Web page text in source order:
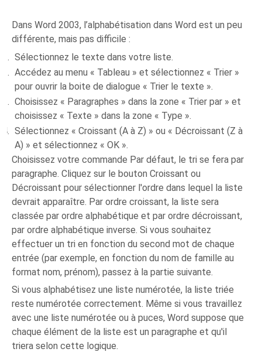
Dans Word 2003, l’alphabétisation dans Word est un peu
différente, mais pas difficile :
Sélectionnez le texte dans votre liste.
Accédez au menu « Tableau » et sélectionnez « Trier »
pour ouvrir la boite de dialogue « Trier le texte ».
Choisissez « Paragraphes » dans la zone « Trier par » et
choisissez « Texte » dans la zone « Type ».
Sélectionnez « Croissant (A à Z) » ou « Décroissant (Z à
A) » et sélectionnez « OK ».
Choisissez votre commande Par défaut, le tri se fera par
paragraphe. Cliquez sur le bouton Croissant ou
Décroissant pour sélectionner l'ordre dans lequel la liste
devrait apparaître. Par ordre croissant, la liste sera
classée par ordre alphabétique et par ordre décroissant,
par ordre alphabétique inverse. Si vous souhaitez
effectuer un tri en fonction du second mot de chaque
entrée (par exemple, en fonction du nom de famille au
format nom, prénom), passez à la partie suivante.
Si vous alphabétisez une liste numérotée, la liste triée
reste numérotée correctement. Même si vous travaillez
avec une liste numérotée ou à puces, Word suppose que
chaque élément de la liste est un paragraphe et qu'il
triera selon cette logique.